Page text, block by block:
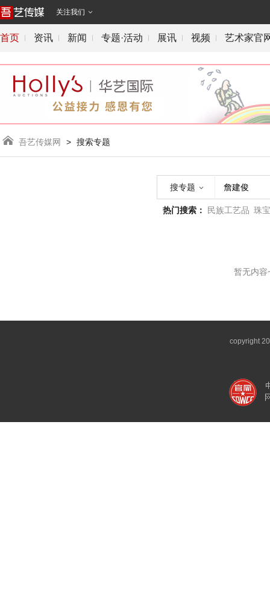
关注我们 
首页 资讯 新闻 专题·活动 展讯 视频 艺术家官
吾艺传媒网
 > 搜索专题
搜专题 
热门搜索： 民族工艺品 珠
暂无内容
copyright